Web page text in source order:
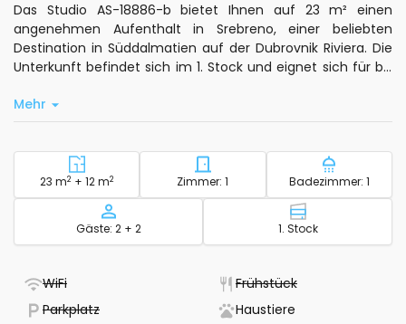
Das Studio AS-18886-b bietet Ihnen auf 23 m² einen
angenehmen Aufenthalt in Srebreno, einer beliebten
Destination in Süddalmatien auf der Dubrovnik Riviera. Die
Unterkunft befindet sich im 1. Stock und eignet sich für bis
Gäste, die Wert auf Komfort und Funktionalität legen.
grundlegender Küchenausstattung, Satellitenfernsehen
sowie Bettwäsche, Handtücher und Pflegeprodukte. Die 12
m² große Terrasse lädt zum Entspannen im Freien ein.
Haustiere sind willkommen, für deren Mitnahme fällt ein
zusätzlicher Aufpreis an.
Die Lage überzeugt durch kurze Wege: Das Meer und der
Kiesstrand sind jeweils nur 550 Meter entfernt. Das Zentrum
von Dubrovnik erreichen Sie nach 10 Kilometern. Die
Mehr
Bereich - Unterkunft
23 m2 + 12 m2 Anzahl der Schlafzimmer -
Zimmer: 1 Anzahl
Badezimmer: 1
Kapazität
Gäste: 2 + 2 Etage -
1. Stock
WiFi- Nicht verfügbar Frühstück- Nicht verfügbar
Parkplatz- Nicht verfügbar Haustiere